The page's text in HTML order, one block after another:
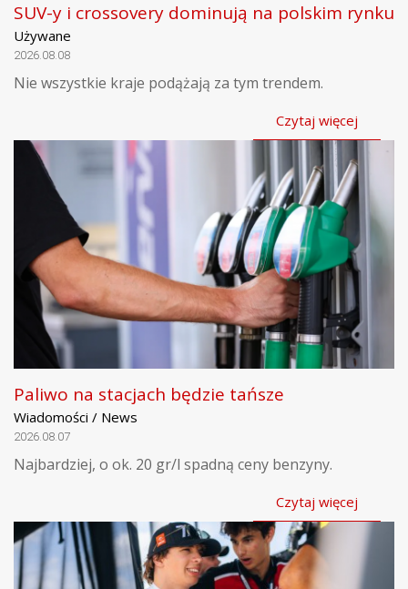
SUV-y i crossovery dominują na polskim rynku
Używane
2026.08.08
Nie wszystkie kraje podążają za tym trendem.
Czytaj więcej
Paliwo na stacjach będzie tańsze
Wiadomości / News
2026.08.07
Najbardziej, o ok. 20 gr/l spadną ceny benzyny.
Czytaj więcej